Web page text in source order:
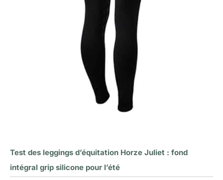
Test des leggings d’équitation Horze Juliet : fond
intégral grip silicone pour l’été